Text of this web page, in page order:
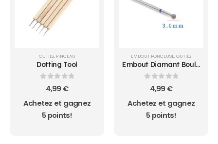
OUTILS, PINCEAU
Dotting Tool
sur 5
4,99 €
Achetez et gagnez
5 points!
EMBOUT PONCEUSE, OUTILS
Embout Diamant Boule
3.0
sur 5
4,99 €
Achetez et gagnez
5 points!